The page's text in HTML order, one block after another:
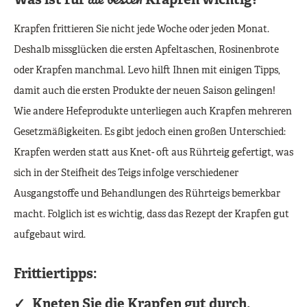
Krapfen frittieren Sie nicht jede Woche oder jeden Monat.
Deshalb missglücken die ersten Apfeltaschen, Rosinenbrote
oder Krapfen manchmal. Levo hilft Ihnen mit einigen Tipps,
damit auch die ersten Produkte der neuen Saison gelingen!
Wie andere Hefeprodukte unterliegen auch Krapfen mehreren
Gesetzmäßigkeiten. Es gibt jedoch einen großen Unterschied:
Krapfen werden statt aus Knet- oft aus Rührteig gefertigt, was
sich in der Steifheit des Teigs infolge verschiedener
Ausgangstoffe und Behandlungen des Rührteigs bemerkbar
macht. Folglich ist es wichtig, dass das Rezept der Krapfen gut
aufgebaut wird.
Frittiertipps: